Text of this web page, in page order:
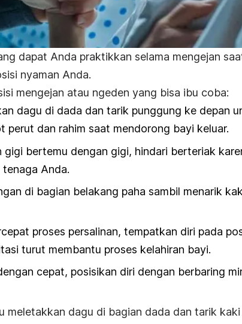
dapat Anda praktikkan selama mengejan
nyaman Anda.
mengejan atau ngeden yang bisa ibu coba:
dagu di dada dan tarik punggung ke depan
perut dan rahim saat mendorong bayi keluar.
gigi bertemu dengan gigi, hindari berteriak
Anda.
di bagian belakang paha sambil menarik
proses persalinan, tempatkan diri pada
turut membantu proses kelahiran bayi.
cepat, posisikan diri dengan berbaring
meletakkan dagu di bagian dada dan tarik